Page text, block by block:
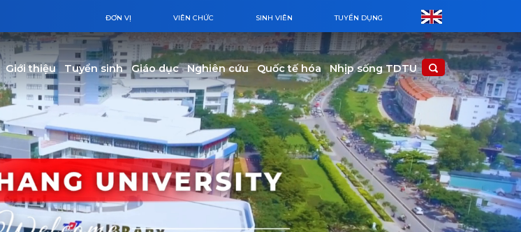
ĐƠN VỊ VIÊN CHỨC SINH VIÊN TUYỂN DỤNG
Main navigation
Giới thiệu Tuyển sinh Giáo dục Nghiên cứu Quốc tế hóa Nhịp sống TDTU